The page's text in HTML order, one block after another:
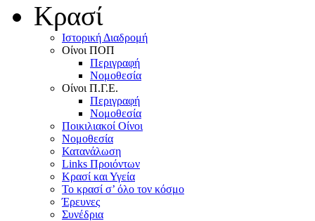
Κρασί
Iστορική Διαδρομή
Oίνοι ΠOΠ
Περιγραφή
Nομοθεσία
Oίνοι Π.Γ.E.
Περιγραφή
Νομοθεσία
Ποικιλιακοί Oίνοι
Nομοθεσία
Κατανάλωση
Links Προιόντων
Κρασί και Υγεία
To κρασί σ’ όλο τον κόσμο
Έρευνες
Συνέδρια